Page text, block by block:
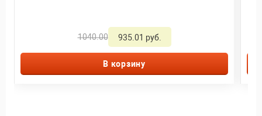
1040.00 935.01 руб.
В корзину